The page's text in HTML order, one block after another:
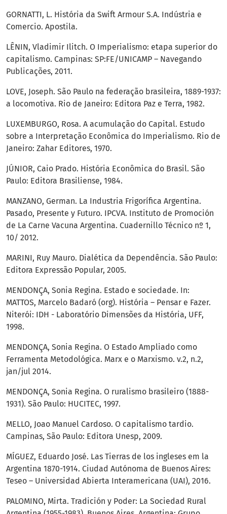
GORNATTI, L. História da Swift Armour S.A. Indústria e
Comercio. Apostila.
LÊNIN, Vladimir Ilitch. O Imperialismo: etapa superior do
capitalismo. Campinas: SP:FE/UNICAMP – Navegando
Publicações, 2011.
LOVE, Joseph. São Paulo na federação brasileira, 1889-1937:
a locomotiva. Rio de Janeiro: Editora Paz e Terra, 1982.
LUXEMBURGO, Rosa. A acumulação do Capital. Estudo
sobre a Interpretação Econômica do Imperialismo. Rio de
Janeiro: Zahar Editores, 1970.
JÚNIOR, Caio Prado. História Econômica do Brasil. São
Paulo: Editora Brasiliense, 1984.
MANZANO, German. La Industria Frigorífica Argentina.
Pasado, Presente y Futuro. IPCVA. Instituto de Promoción
de La Carne Vacuna Argentina. Cuadernillo Técnico nº 1,
10/ 2012.
MARINI, Ruy Mauro. Dialética da Dependência. São Paulo:
Editora Expressão Popular, 2005.
MENDONÇA, Sonia Regina. Estado e sociedade. In:
MATTOS, Marcelo Badaró (org). História – Pensar e Fazer.
Niterói: IDH - Laboratório Dimensões da História, UFF,
1998.
MENDONÇA, Sonia Regina. O Estado Ampliado como
Ferramenta Metodológica. Marx e o Marxismo. v.2, n.2,
jan/jul 2014.
MENDONÇA, Sonia Regina. O ruralismo brasileiro (1888-
1931). São Paulo: HUCITEC, 1997.
MELLO, Joao Manuel Cardoso. O capitalismo tardio.
Campinas, São Paulo: Editora Unesp, 2009.
MÍGUEZ, Eduardo José. Las Tierras de los ingleses em la
Argentina 1870-1914. Ciudad Autónoma de Buenos Aires:
Teseo – Universidad Abierta Interamericana (UAI), 2016.
PALOMINO, Mirta. Tradición y Poder: La Sociedad Rural